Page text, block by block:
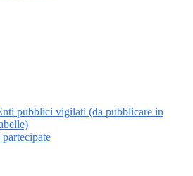
pubblici vigilati (da pubblicare in
partecipate